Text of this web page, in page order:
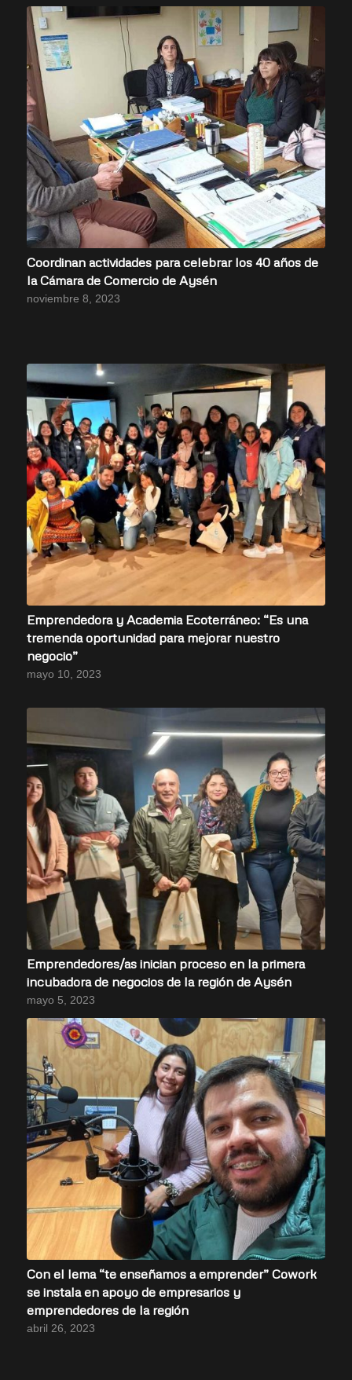
Coordinan actividades para celebrar los 40 años de
la Cámara de Comercio de Aysén
noviembre 8, 2023
Emprendedora y Academia Ecoterráneo: “Es una
tremenda oportunidad para mejorar nuestro
negocio”
mayo 10, 2023
Emprendedores/as inician proceso en la primera
incubadora de negocios de la región de Aysén
mayo 5, 2023
Con el lema “te enseñamos a emprender” Cowork
se instala en apoyo de empresarios y
emprendedores de la región
abril 26, 2023